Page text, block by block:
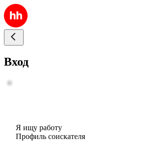
Вход
Я ищу работу
Профиль соискателя